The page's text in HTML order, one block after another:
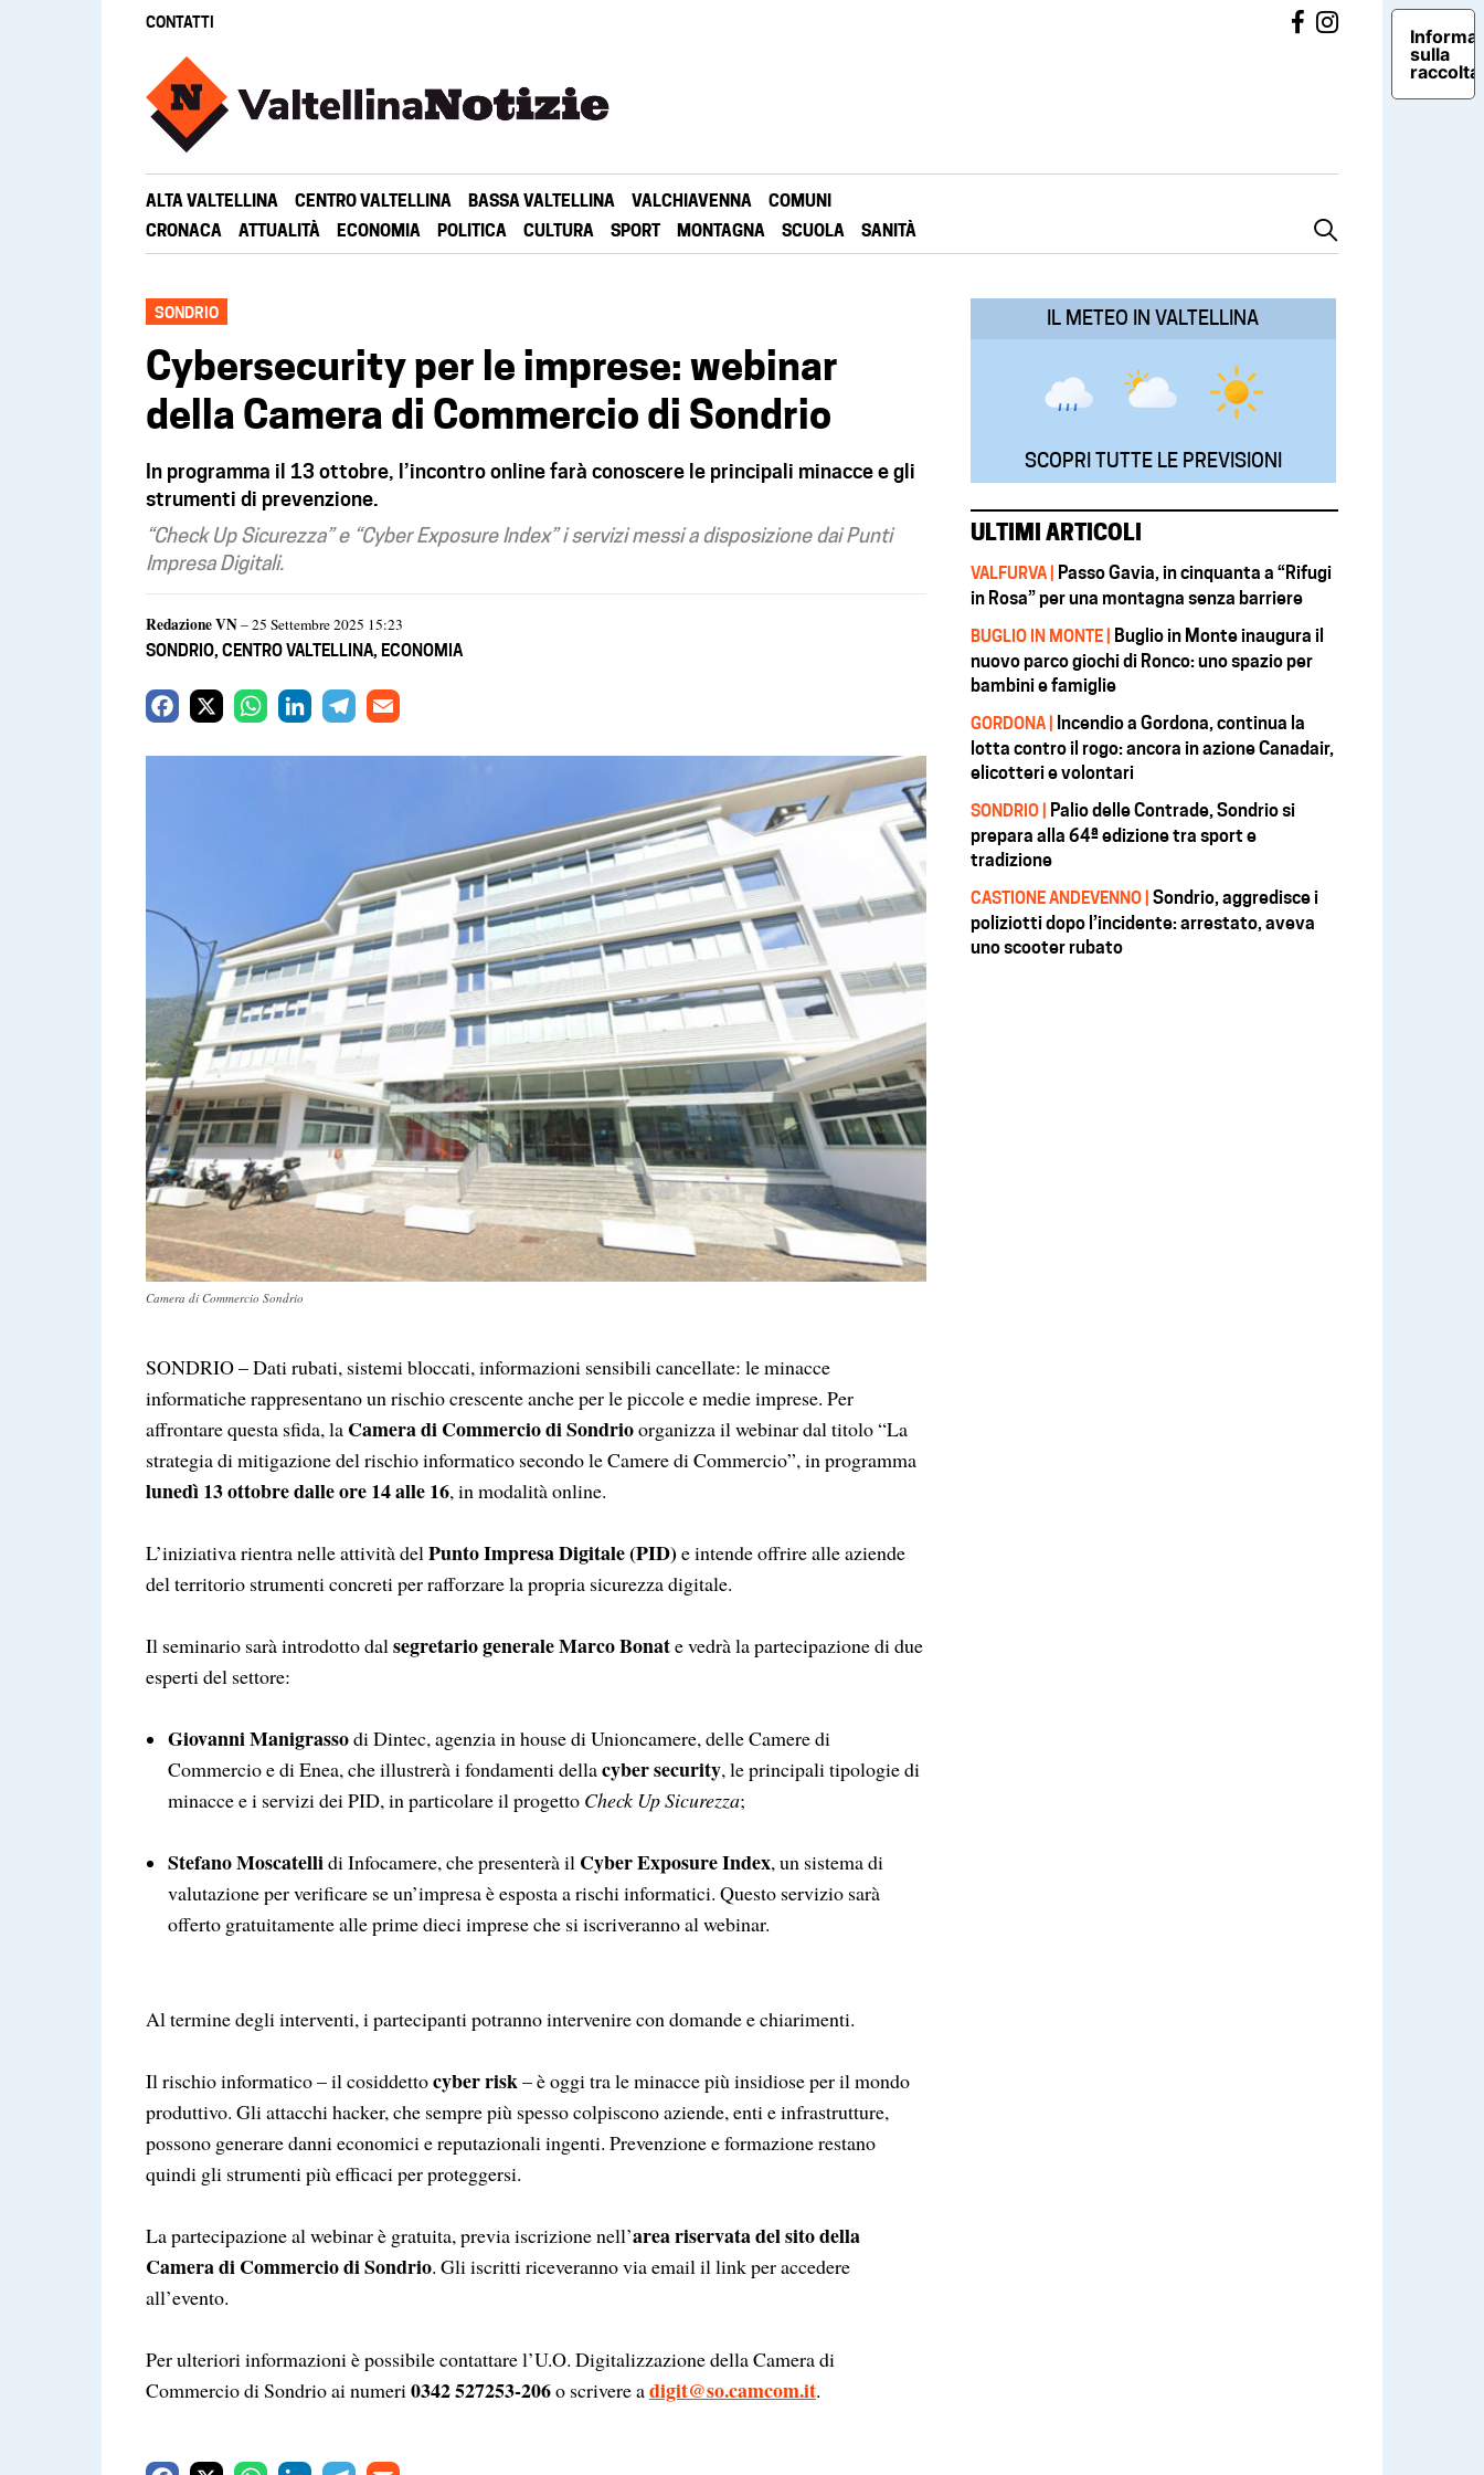
CONTATTI
ALTA VALTELLINA CENTRO VALTELLINA BASSA VALTELLINA VALCHIAVENNA
COMUNI
CRONACA
ATTUALITÀ ECONOMIA POLITICA CULTURA SPORT MONTAGNA SCUOLA SANITÀ
SONDRIO
Cybersecurity per le imprese: webinar
della Camera di Commercio di Sondrio
In programma il 13 ottobre, l’incontro online farà conoscere le principali minacce e gli
strumenti di prevenzione.
“Check Up Sicurezza” e “Cyber Exposure Index” i servizi messi a disposizione dai Punti
Impresa Digitali.
Redazione VN– 25 Settembre 2025 15:23
SONDRIO, CENTRO VALTELLINA, ECONOMIA
k
p
n
r
a
m
Camera di Commercio Sondrio
SONDRIO – Dati rubati, sistemi bloccati, informazioni sensibili cancellate: le minacce
informatiche rappresentano un rischio crescente anche per le piccole e medie imprese. Per
affrontare questa sfida, la Camera di Commercio di Sondrioorganizza il webinar dal titolo “La
strategia di mitigazione del rischio informatico secondo le Camere di Commercio”, in programma
lunedì 13 ottobre dalle ore 14 alle 16, in modalità online.
L’iniziativa rientra nelle attività del Punto Impresa Digitale (PID)e intende offrire alle aziende
del territorio strumenti concreti per rafforzare la propria sicurezza digitale.
Il seminario sarà introdotto dal segretario generale Marco Bonate vedrà la partecipazione di due
esperti del settore:
Giovanni Manigrassodi Dintec, agenzia in house di Unioncamere, delle Camere di
Commercio e di Enea, che illustrerà i fondamenti dellacyber security, le principali tipologie di
minacce e i servizi dei PID, in particolare il progetto Check Up Sicurezza;
Stefano Moscatellidi Infocamere, che presenterà il Cyber Exposure Index, un sistema di
valutazione per verificare se un’impresa è esposta a rischi informatici. Questo servizio sarà
offerto gratuitamente alle prime dieci imprese che si iscriveranno al webinar.
Al termine degli interventi, i partecipanti potranno intervenire con domande e chiarimenti.
Il rischio informatico – il cosiddettocyber risk– è oggi tra le minacce più insidiose per il mondo
produttivo. Gli attacchi hacker, che sempre più spesso colpiscono aziende, enti e infrastrutture,
possono generare danni economici e reputazionali ingenti. Prevenzione e formazione restano
quindi gli strumenti più efficaci per proteggersi.
La partecipazione al webinar è gratuita, previa iscrizione nell’area riservata del sito della
Camera di Commercio di Sondrio. Gli iscritti riceveranno via email il link per accedere
all’evento.
Per ulteriori informazioni è possibile contattare l’U.O. Digitalizzazione della Camera di
Commercio di Sondrio ai numeri 0342 527253-206o scrivere adigit@so.camcom.it.
IL METEO IN VALTELLINA
SCOPRI TUTTE LE PREVISIONI
ULTIMI ARTICOLI
VALFURVA | Passo Gavia, in cinquanta a “Rifugi
in Rosa” per una montagna senza barriere
BUGLIO IN MONTE | Buglio in Monte inaugura il
nuovo parco giochi di Ronco: uno spazio per
bambini e famiglie
GORDONA | Incendio a Gordona, continua la
lotta contro il rogo: ancora in azione Canadair,
elicotteri e volontari
SONDRIO | Palio delle Contrade, Sondrio si
prepara alla 64ª edizione tra sport e
tradizione
CASTIONE ANDEVENNO | Sondrio, aggredisce i
poliziotti dopo l’incidente: arrestato, aveva
uno scooter rubato
sulla
raccolta